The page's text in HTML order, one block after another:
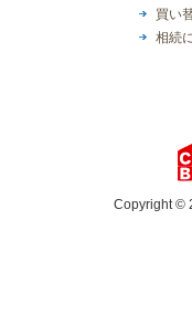
買い
相続
Copyright ©